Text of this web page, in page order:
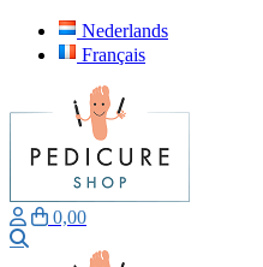
Nederlands
Français
0,00